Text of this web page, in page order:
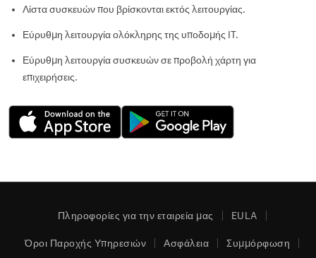
Λίστα συσκευών που βρίσκονται εκτός λειτουργίας.
Εύρυθμη λειτουργία ολόκληρης της υποδομής IT.
Εύρυθμη λειτουργία συσκευών σε προβολή χάρτη για
επιχειρήσεις.
Πληροφορίες για την εταιρεία μας EULA
Όροι Παροχής Υπηρεσιών Ασφάλεια Συμμόρφωση